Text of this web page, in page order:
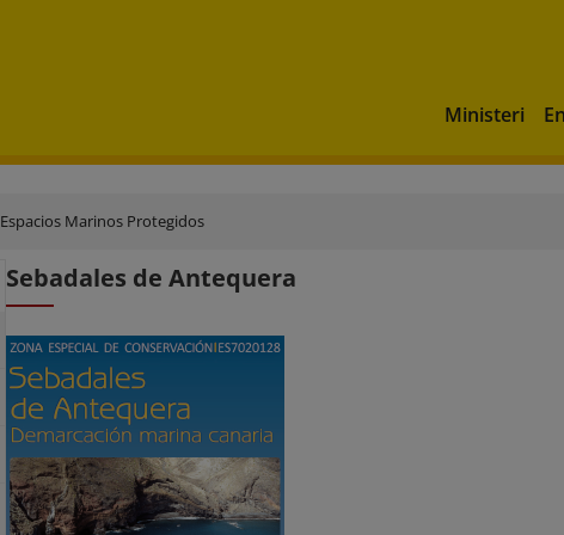
Ministeri
Espacios Marinos Protegidos
Sebadales de Antequera